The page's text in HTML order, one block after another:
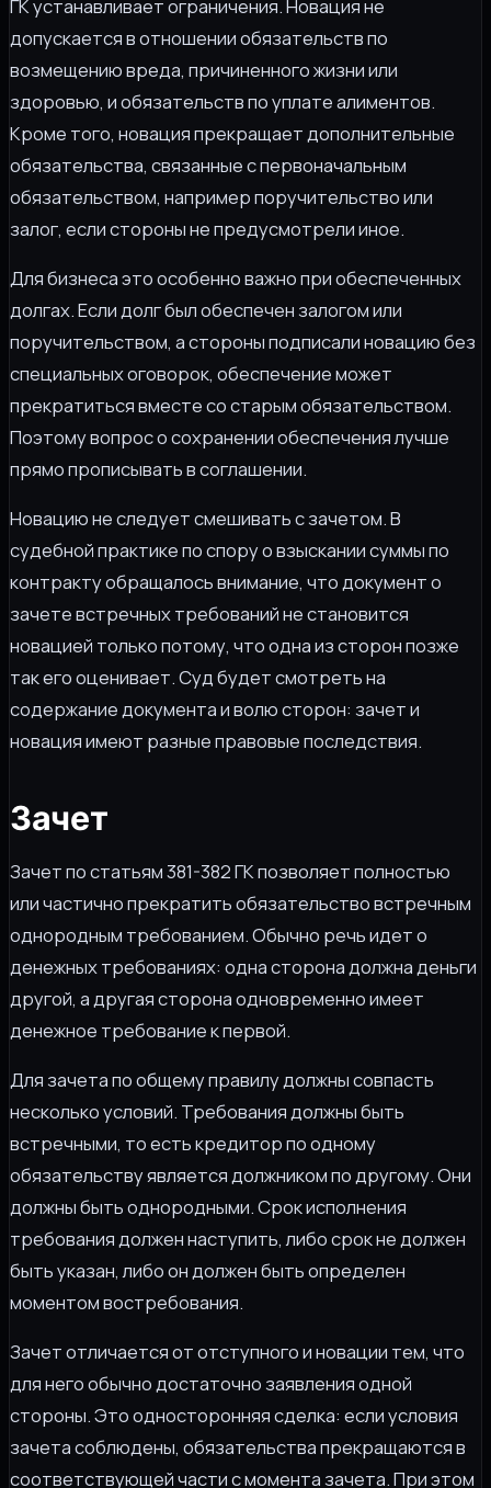
ГК устанавливает ограничения. Новация не
допускается в отношении обязательств по
возмещению вреда, причиненного жизни или
здоровью, и обязательств по уплате алиментов.
Кроме того, новация прекращает дополнительные
обязательства, связанные с первоначальным
обязательством, например поручительство или
залог, если стороны не предусмотрели иное.
Для бизнеса это особенно важно при обеспеченных
долгах. Если долг был обеспечен залогом или
поручительством, а стороны подписали новацию без
специальных оговорок, обеспечение может
прекратиться вместе со старым обязательством.
Поэтому вопрос о сохранении обеспечения лучше
прямо прописывать в соглашении.
Новацию не следует смешивать с зачетом. В
судебной практике по спору о взыскании суммы по
контракту обращалось внимание, что документ о
зачете встречных требований не становится
новацией только потому, что одна из сторон позже
так его оценивает. Суд будет смотреть на
содержание документа и волю сторон: зачет и
новация имеют разные правовые последствия.
Зачет
Зачет по статьям 381-382 ГК позволяет полностью
или частично прекратить обязательство встречным
однородным требованием. Обычно речь идет о
денежных требованиях: одна сторона должна деньги
другой, а другая сторона одновременно имеет
денежное требование к первой.
Для зачета по общему правилу должны совпасть
несколько условий. Требования должны быть
встречными, то есть кредитор по одному
обязательству является должником по другому. Они
должны быть однородными. Срок исполнения
требования должен наступить, либо срок не должен
быть указан, либо он должен быть определен
моментом востребования.
Зачет отличается от отступного и новации тем, что
для него обычно достаточно заявления одной
стороны. Это односторонняя сделка: если условия
зачета соблюдены, обязательства прекращаются в
соответствующей части с момента зачета. При этом